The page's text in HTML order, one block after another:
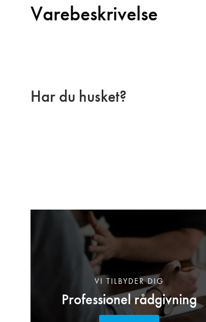
Varebeskrivelse
Har du husket?
Professionel rådgivning
VI TILBYDER DIG